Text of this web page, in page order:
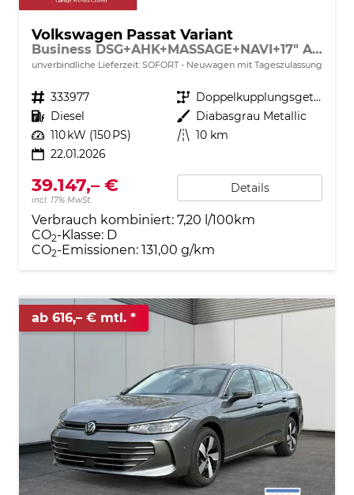
Volkswagen Passat Variant
Business DSG+AHK+MASSAGE+NAVI+17" ALU+ACC+KAMERA+LED
unverbindliche Lieferzeit: SOFORT Neuwagen mit Tageszulassung
Fahrzeugnr. 333977 Getriebe
Doppelkupplungsgetriebe (DSG)
Kraftstoff Diesel Außenfarbe Diabasgrau Metallic
Leistung 110 kW (150 PS) Kilometerstand 10 km
22.01.2026
39.147,– €
incl. 17% MwSt.
Details
Verbrauch kombiniert: 7,20 l/100km
CO2-Klasse: D
CO2-Emissionen: 131,00 g/km
ab 616,– € mtl.